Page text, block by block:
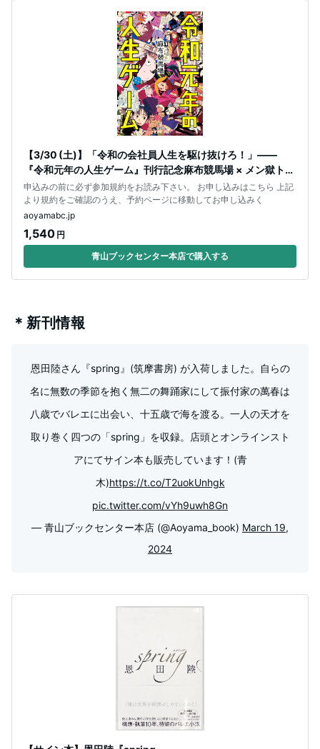
【3/30 (土)】「令和の会社員人生を駆け抜けろ！」――
『令和元年の人生ゲーム』刊行記念麻布競馬場 × メン獄トー
クイベント
申込みの前に必ず参加規約をお読み下さい。 お申し込みはこちら 上記
より規約をご確認のうえ、予約ページに移動してお申し込みく
aoyamabc.jp
1,540 円
青山ブックセンター本店で購入する
＊新刊情報
恩田陸さん『spring』(筑摩書房) が入荷しました。自らの
名に無数の季節を抱く無二の舞踊家にして振付家の萬春は
八歳でバレエに出会い、十五歳で海を渡る。一人の天才を
取り巻く四つの「spring」を収録。店頭とオンラインスト
アにてサイン本も販売しています！(青
木)https://t.co/T2uokUnhgk
pic.twitter.com/vYh9uwh8Gn
— 青山ブックセンター本店 (@Aoyama_book) March 19,
2024